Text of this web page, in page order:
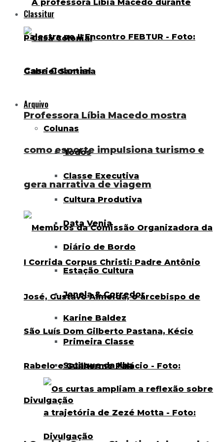
Classitur
Casa Colonial
Arquivo
Colunas
Todos
Classe Executiva
Cultura Produtiva
Data Venia
Diário de Bordo
Estação Cultura
Janela & Corredor
Karine Baldez
Primeira Classe
Sotaque da Ilha
Professora Líbia Macedo mostra
como esporte impulsiona turismo e
gera narrativa de viagem